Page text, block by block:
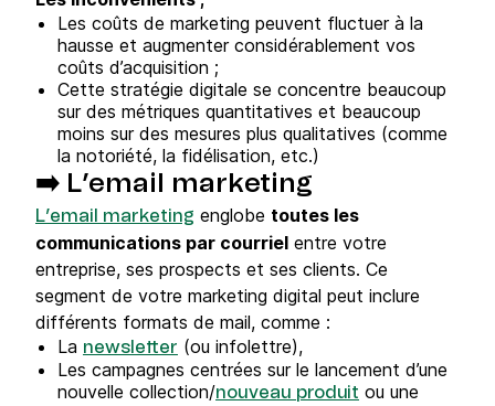
Les coûts de marketing peuvent fluctuer à la
hausse et augmenter considérablement vos
coûts d’acquisition ;
Cette stratégie digitale se concentre beaucoup
sur des métriques quantitatives et beaucoup
moins sur des mesures plus qualitatives (comme
la notoriété, la fidélisation, etc.)
➡️ L’email marketing
L’email marketing englobe toutes les
communications par courriel entre votre
entreprise, ses prospects et ses clients. Ce
segment de votre marketing digital peut inclure
différents formats de mail, comme :
La newsletter (ou infolettre),
Les campagnes centrées sur le lancement d’une
nouvelle collection/nouveau produit ou une